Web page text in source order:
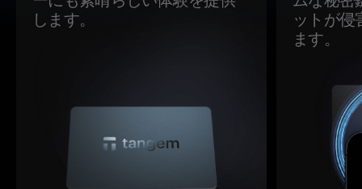
します。
ットが侵
ます。